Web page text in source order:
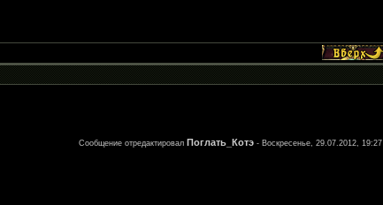
Сообщение отредактировал Поглать_Котэ - Воскресенье, 29.07.2012, 19:27